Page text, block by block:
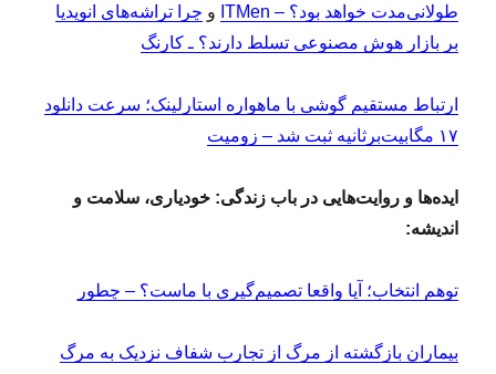
طولانی‌مدت خواهد بود؟ – ITMen
و چرا تراشه‌های انویدیا
بر بازار هوش مصنوعی تسلط دارند؟ ـ کارنگ
ارتباط مستقیم گوشی‌ با ماهواره استارلینک؛ سرعت دانلود
۱۷ مگابیت‌برثانیه ثبت شد – زومیت
ایده‌ها و روایت‌هایی در باب زندگی: خودیاری، سلامت و
اندیشه:
توهم انتخاب؛ آیا واقعا تصمیم‌گیری با ماست؟ – چطور
بیماران بازگشته از مرگ از تجارب شفاف نزدیک به مرگ